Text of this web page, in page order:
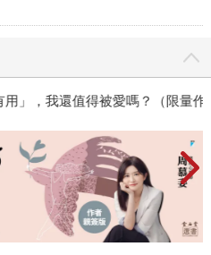
，我還值得被愛嗎？（限量作